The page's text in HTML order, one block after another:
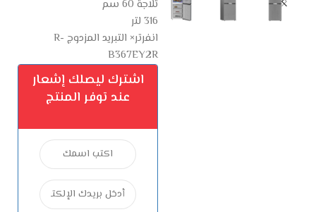
ثلاجة 60 سم
316 لتر
انفرتر× التبريد المزدوج R-
B367EY2R
اشترك ليصلك إشعار
عند توفر المنتج